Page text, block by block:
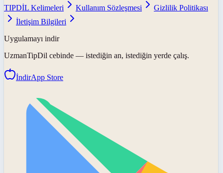
TIPDİL Kelimeleri
Kullanım Sözleşmesi
Gizlilik Politikası
İletişim Bilgileri
Uygulamayı indir
UzmanTipDil cebinde — istediğin an, istediğin yerde çalış.
İndirApp Store